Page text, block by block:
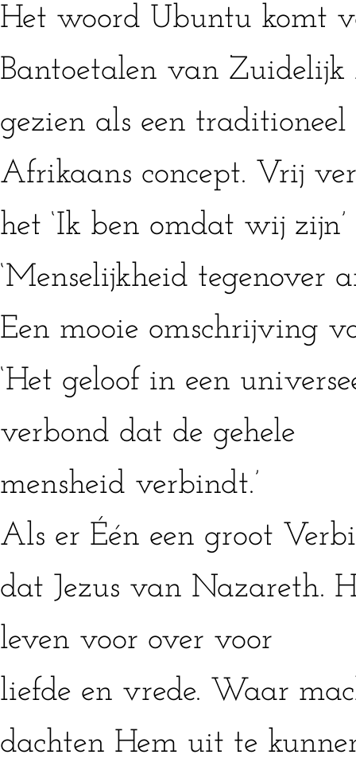
Het woord Ubuntu komt
Bantoetalen van
gezien als een traditioneel
Afrikaans concept. Vrij
het ‘Ik ben omdat wij zijn’
‘Menselijkheid tegenover
Een mooie omschrijving
‘Het geloof in een
verbond dat de gehele
mensheid verbindt.’
Als er Één een groot
dat Jezus van Nazareth.
leven voor over voor
liefde en vrede. Waar
dachten Hem uit te